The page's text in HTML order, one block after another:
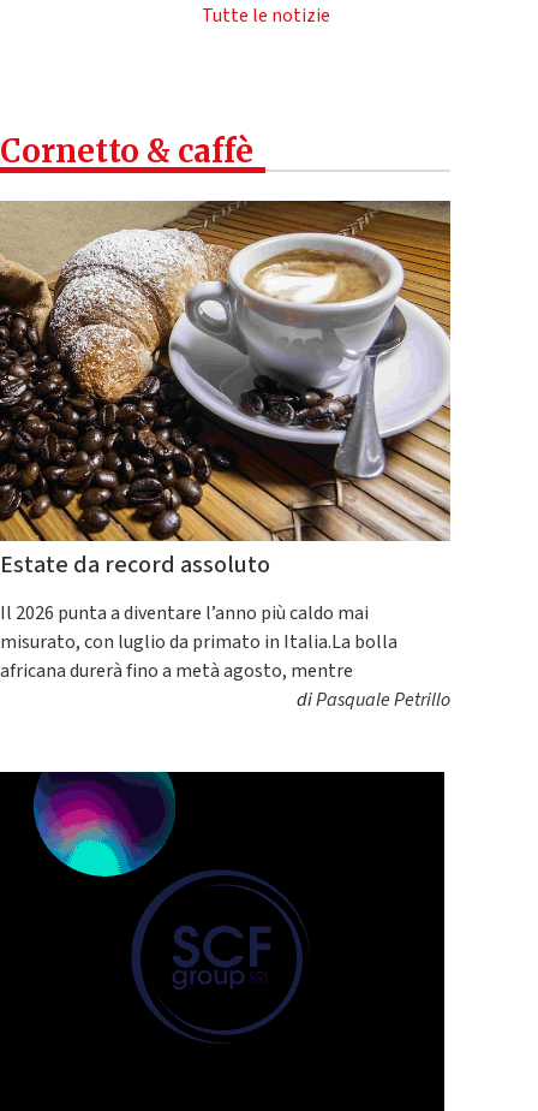
Tutte le notizie
Cornetto & caffè
Estate da record assoluto
Il 2026 punta a diventare l’anno più caldo mai
misurato, con luglio da primato in Italia.La bolla
africana durerà fino a metà agosto, mentre
diPasquale Petrillo